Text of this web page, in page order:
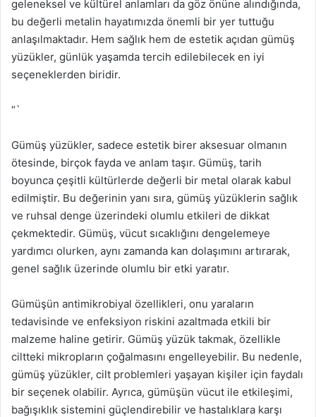
geleneksel ve kültürel anlamları da göz önüne alındığında,
bu değerli metalin hayatımızda önemli bir yer tuttuğu
anlaşılmaktadır. Hem sağlık hem de estetik açıdan gümüş
yüzükler, günlük yaşamda tercih edilebilecek en iyi
seçeneklerden biridir.
“`
Gümüş yüzükler, sadece estetik birer aksesuar olmanın
ötesinde, birçok fayda ve anlam taşır. Gümüş, tarih
boyunca çeşitli kültürlerde değerli bir metal olarak kabul
edilmiştir. Bu değerinin yanı sıra, gümüş yüzüklerin sağlık
ve ruhsal denge üzerindeki olumlu etkileri de dikkat
çekmektedir. Gümüş, vücut sıcaklığını dengelemeye
yardımcı olurken, aynı zamanda kan dolaşımını artırarak,
genel sağlık üzerinde olumlu bir etki yaratır.
Gümüşün antimikrobiyal özellikleri, onu yaraların
tedavisinde ve enfeksiyon riskini azaltmada etkili bir
malzeme haline getirir. Gümüş yüzük takmak, özellikle
ciltteki mikropların çoğalmasını engelleyebilir. Bu nedenle,
gümüş yüzükler, cilt problemleri yaşayan kişiler için faydalı
bir seçenek olabilir. Ayrıca, gümüşün vücut ile etkileşimi,
bağışıklık sistemini güçlendirebilir ve hastalıklara karşı